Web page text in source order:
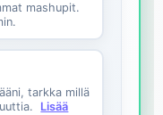
mashupit.
tarkka millä
Lisää